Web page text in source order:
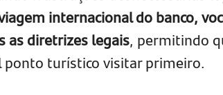
internacional do banco,
as diretrizes legais, permitindo
ponto turístico visitar primeiro.